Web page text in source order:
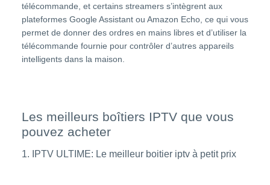
télécommande, et certains streamers s’intègrent aux
plateformes Google Assistant ou Amazon Echo, ce qui vous
permet de donner des ordres en mains libres et d’utiliser la
télécommande fournie pour contrôler d’autres appareils
intelligents dans la maison.
Les meilleurs boîtiers IPTV que vous
pouvez acheter
1. IPTV ULTIME: Le meilleur boitier iptv à petit prix